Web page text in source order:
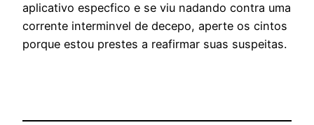
aplicativo especfico e se viu nadando contra uma
corrente interminvel de decepo, aperte os cintos
porque estou prestes a reafirmar suas suspeitas.